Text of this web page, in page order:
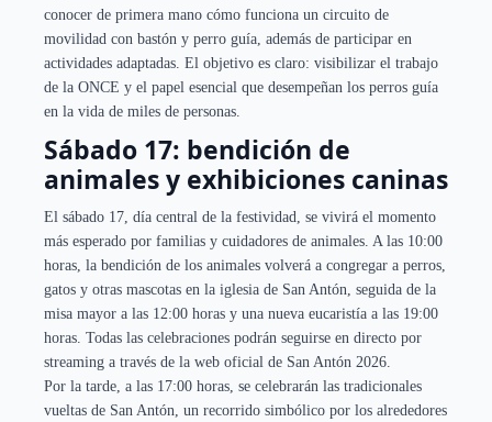
conocer de primera mano cómo funciona un circuito de
movilidad con bastón y perro guía, además de participar en
actividades adaptadas. El objetivo es claro: visibilizar el trabajo
de la ONCE y el papel esencial que desempeñan los perros guía
en la vida de miles de personas.
Sábado 17: bendición de
animales y exhibiciones caninas
El sábado 17, día central de la festividad, se vivirá el momento
más esperado por familias y cuidadores de animales. A las 10:00
horas, la bendición de los animales volverá a congregar a perros,
gatos y otras mascotas en la iglesia de San Antón, seguida de la
misa mayor a las 12:00 horas y una nueva eucaristía a las 19:00
horas. Todas las celebraciones podrán seguirse en directo por
streaming a través de la web oficial de San Antón 2026.
Por la tarde, a las 17:00 horas, se celebrarán las tradicionales
vueltas de San Antón, un recorrido simbólico por los alrededores